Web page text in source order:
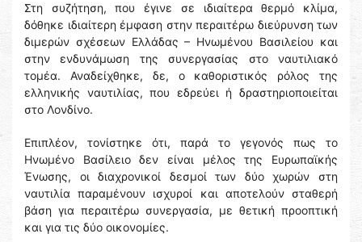
Στη συζήτηση, που έγινε σε ιδιαίτερα θερμό κλίμα,
δόθηκε ιδιαίτερη έμφαση στην περαιτέρω διεύρυνση των
διμερών σχέσεων Ελλάδας – Ηνωμένου Βασιλείου και
στην ενδυνάμωση της συνεργασίας στο ναυτιλιακό
τομέα. Αναδείχθηκε, δε, ο καθοριστικός ρόλος της
ελληνικής ναυτιλίας, που εδρεύει ή δραστηριοποιείται
στο Λονδίνο.
Επιπλέον, τονίστηκε ότι, παρά το γεγονός πως το
Ηνωμένο Βασίλειο δεν είναι μέλος της Ευρωπαϊκής
Ένωσης, οι διαχρονικοί δεσμοί των δύο χωρών στη
ναυτιλία παραμένουν ισχυροί και αποτελούν σταθερή
βάση για περαιτέρω συνεργασία, με θετική προοπτική
και για τις δύο οικονομίες.